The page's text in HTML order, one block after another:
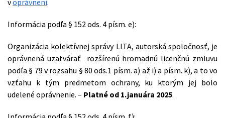
voprávnení.
Informácia podľa § 152 ods. 4 písm. e):
Organizácia kolektívnej správy LITA, autorská spoločnosť, je
oprávnená uzatvárať rozšírenú hromadnú licenčnú zmluvu
podľa § 79 v rozsahu § 80 ods.1 písm. a) až i) a písm. k), a to vo
vzťahu k tým predmetom ochrany, ku ktorým jej bolo
udelené oprávnenie. – Platné od 1.januára 2025.